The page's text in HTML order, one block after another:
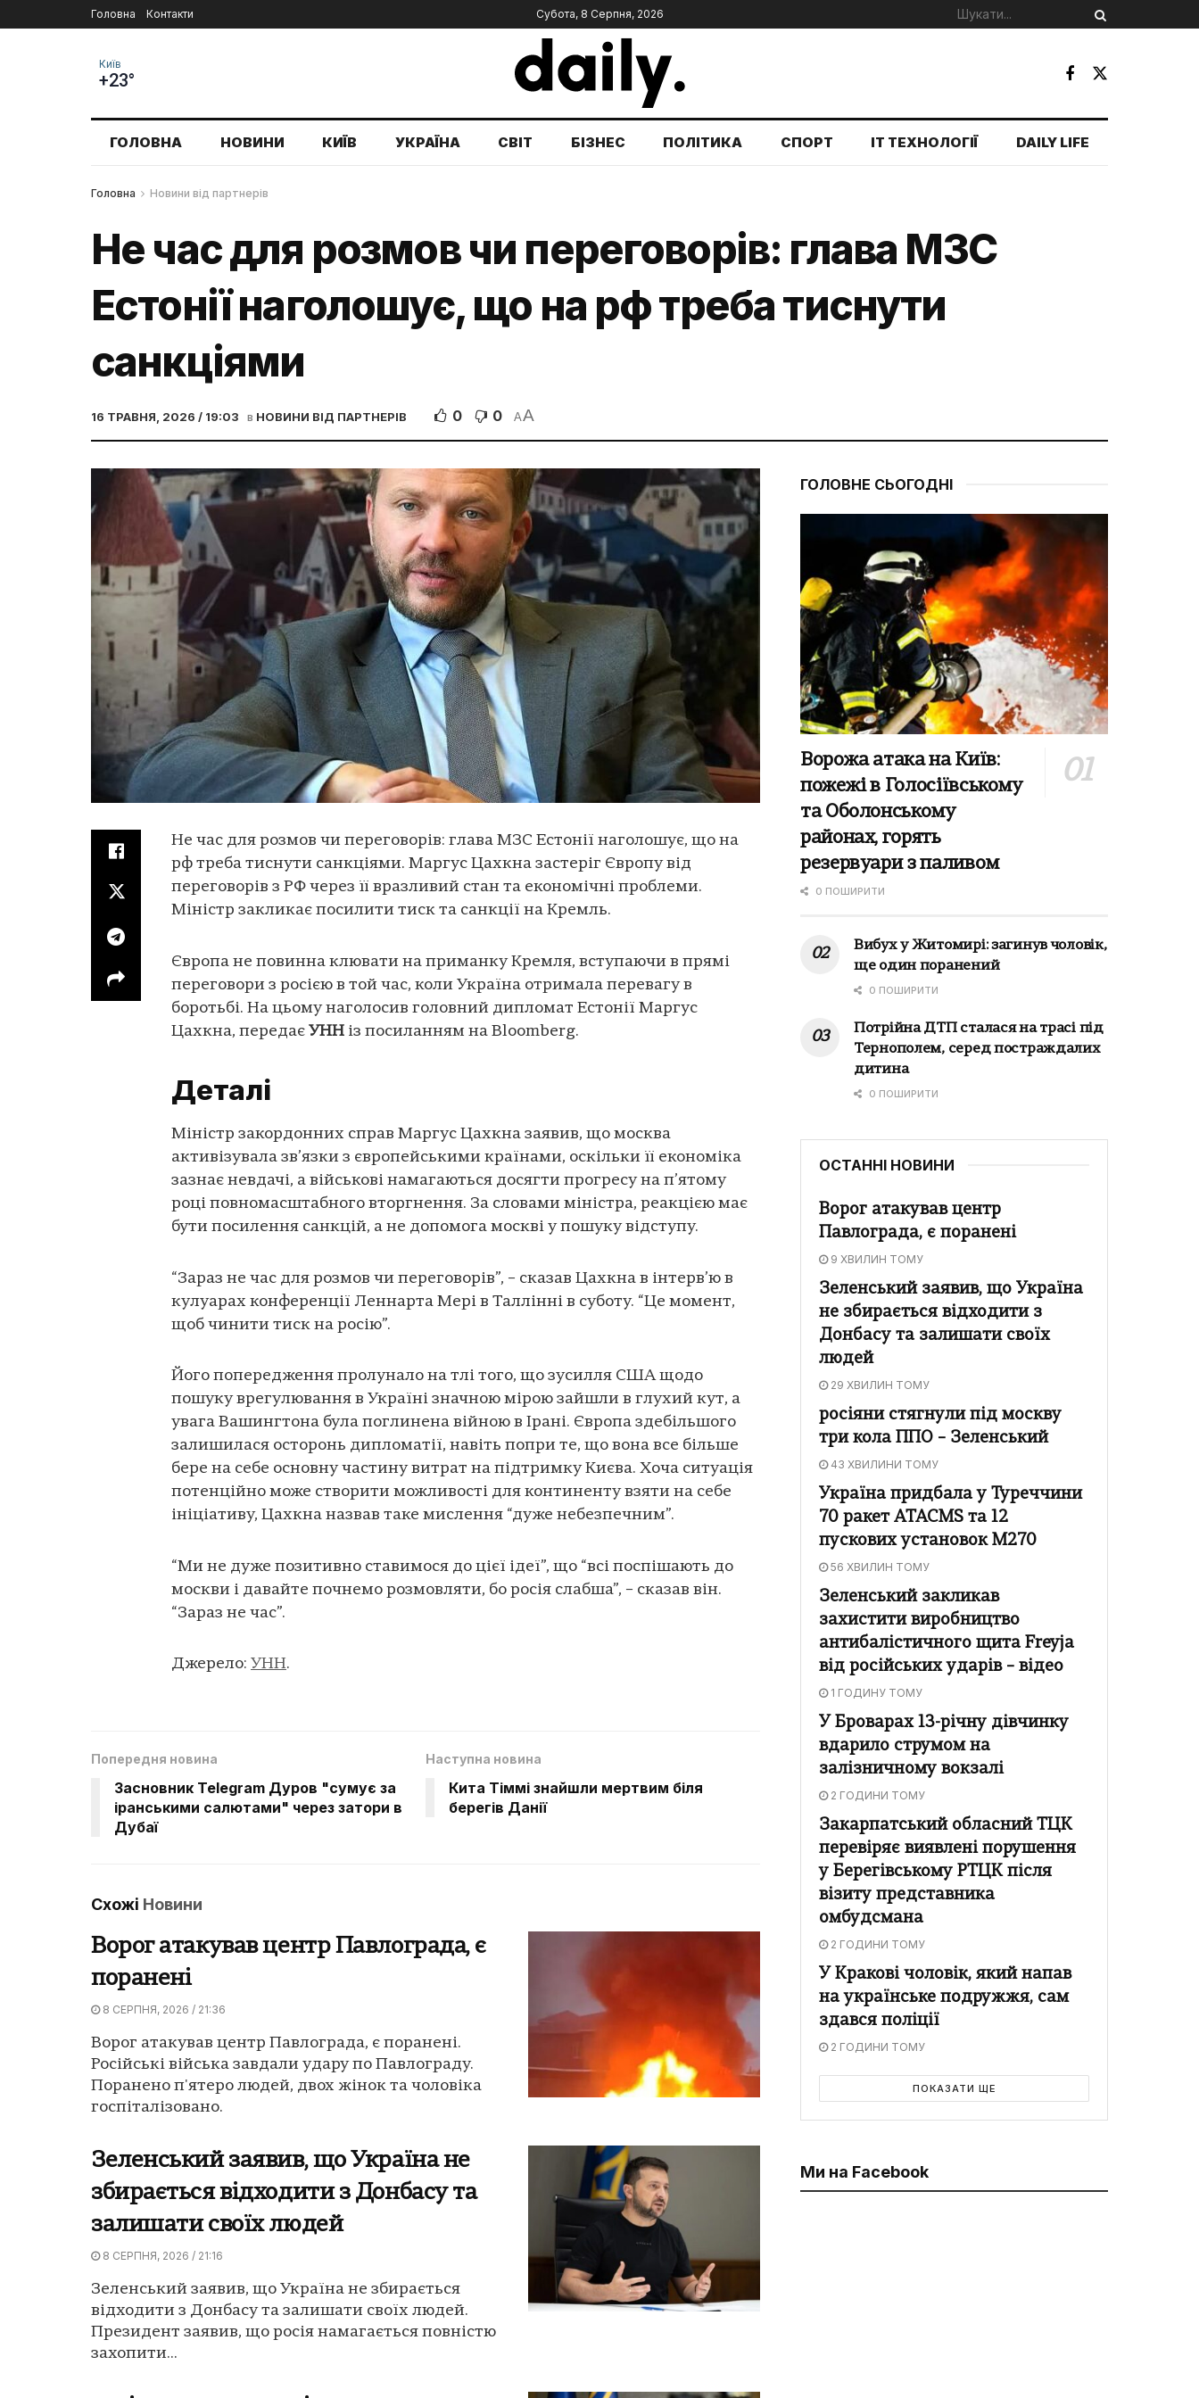
Головна Контакти Субота, 8 Серпня, 2026
Київ
+23°
ГОЛОВНА НОВИНИ КИЇВ УКРАЇНА СВІТ БІЗНЕС ПОЛІТИКА СПОРТ IT ТЕХНОЛОГІЇ DAILY LIFE
Головна Новини від партнерів
Не час для розмов чи переговорів: глава МЗС
Естонії наголошує, що на рф треба тиснути
санкціями
16 ТРАВНЯ, 2026 / 19:03 в НОВИНИ ВІД ПАРТНЕРІВ 0 0 AA
Не час для розмов чи переговорів: глава МЗС Естонії наголошує, що на
рф треба тиснути санкціями. Маргус Цахкна застеріг Європу від
переговорів з РФ через її вразливий стан та економічні проблеми.
Міністр закликає посилити тиск та санкції на Кремль.
Європа не повинна клювати на приманку Кремля, вступаючи в прямі
переговори з росією в той час, коли Україна отримала перевагу в
боротьбі. На цьому наголосив головний дипломат Естонії Маргус
Цахкна, передає УНН із посиланням на Bloomberg.
Деталі
Міністр закордонних справ Маргус Цахкна заявив, що москва
активізувала зв’язки з європейськими країнами, оскільки її економіка
зазнає невдачі, а військові намагаються досягти прогресу на п’ятому
році повномасштабного вторгнення. За словами міністра, реакцією має
бути посилення санкцій, а не допомога москві у пошуку відступу.
“Зараз не час для розмов чи переговорів”, – сказав Цахкна в інтерв’ю в
кулуарах конференції Леннарта Мері в Таллінні в суботу. “Це момент,
щоб чинити тиск на росію”.
Його попередження пролунало на тлі того, що зусилля США щодо
пошуку врегулювання в Україні значною мірою зайшли в глухий кут, а
увага Вашингтона була поглинена війною в Ірані. Європа здебільшого
залишилася осторонь дипломатії, навіть попри те, що вона все більше
бере на себе основну частину витрат на підтримку Києва. Хоча ситуація
потенційно може створити можливості для континенту взяти на себе
ініціативу, Цахкна назвав таке мислення “дуже небезпечним”.
“Ми не дуже позитивно ставимося до цієї ідеї”, що “всі поспішають до
москви і давайте почнемо розмовляти, бо росія слабша”, – сказав він.
“Зараз не час”.
Джерело: УНН.
Попередня новина
Засновник Telegram Дуров "сумує за
іранськими салютами" через затори в
Дубаї
Наступна новина
Кита Тіммі знайшли мертвим біля
берегів Данії
Схожі Новини
Ворог атакував центр Павлограда, є
поранені
8 СЕРПНЯ, 2026 / 21:36
Ворог атакував центр Павлограда, є поранені.
Російські війська завдали удару по Павлограду.
Поранено п'ятеро людей, двох жінок та чоловіка
госпіталізовано.
Зеленський заявив, що Україна не
збирається відходити з Донбасу та
залишати своїх людей
8 СЕРПНЯ, 2026 / 21:16
Зеленський заявив, що Україна не збирається
відходити з Донбасу та залишати своїх людей.
Президент заявив, що росія намагається повністю
захопити...
ГОЛОВНЕ СЬОГОДНІ
Ворожа атака на Київ:
пожежі в Голосіївському
та Оболонському
районах, горять
резервуари з паливом
0 ПОШИРИТИ
Вибух у Житомирі: загинув чоловік,
ще один поранений
0 ПОШИРИТИ
Потрійна ДТП сталася на трасі під
Тернополем, серед постраждалих
дитина
0 ПОШИРИТИ
ОСТАННІ НОВИНИ
Ворог атакував центр
Павлограда, є поранені
9 ХВИЛИН ТОМУ
Зеленський заявив, що Україна
не збирається відходити з
Донбасу та залишати своїх
людей
29 ХВИЛИН ТОМУ
росіяни стягнули під москву
три кола ППО – Зеленський
43 ХВИЛИНИ ТОМУ
Україна придбала у Туреччини
70 ракет ATACMS та 12
пускових установок M270
56 ХВИЛИН ТОМУ
Зеленський закликав
захистити виробництво
антибалістичного щита Freyja
від російських ударів – відео
1 ГОДИНУ ТОМУ
У Броварах 13-річну дівчинку
вдарило струмом на
залізничному вокзалі
2 ГОДИНИ ТОМУ
Закарпатський обласний ТЦК
перевіряє виявлені порушення
у Берегівському РТЦК після
візиту представника
омбудсмана
2 ГОДИНИ ТОМУ
У Кракові чоловік, який напав
на українське подружжя, сам
здався поліції
2 ГОДИНИ ТОМУ
ПОКАЗАТИ ЩЕ
Ми на Facebook